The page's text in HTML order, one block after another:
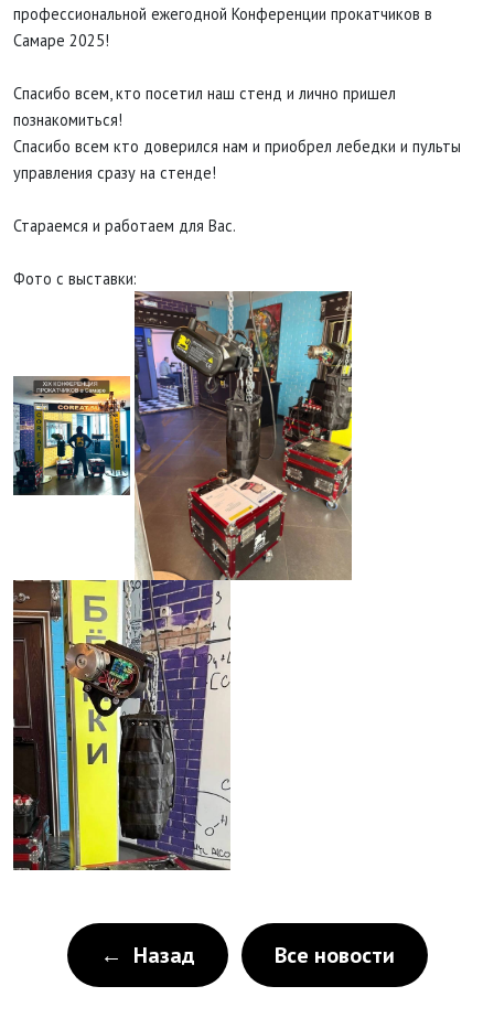
профессиональной ежегодной Конференции прокатчиков в
Самаре 2025!
Спасибо всем, кто посетил наш стенд и лично пришел
познакомиться!
Спасибо всем кто доверился нам и приобрел лебедки и пульты
управления сразу на стенде!
Стараемся и работаем для Вас.
Фото с выставки:
← Назад Все новости